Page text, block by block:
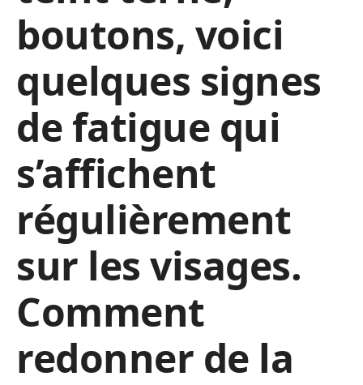
boutons, voici
quelques signes
de fatigue qui
s’affichent
régulièrement
sur les visages.
Comment
redonner de la